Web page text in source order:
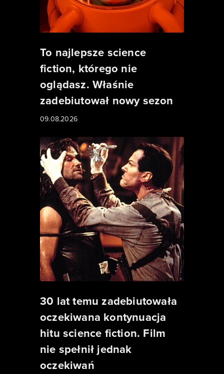
To najlepsze science
fiction, którego nie
oglądasz. Właśnie
zadebiutował nowy sezon
09.08.2026
30 lat temu zadebiutowała
oczekiwana kontynuacja
hitu science fiction. Film
nie spełnił jednak
oczekiwań